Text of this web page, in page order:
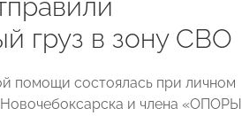
груз в зону СВО
помощи состоялась при личном
и члена «ОПОРЫ